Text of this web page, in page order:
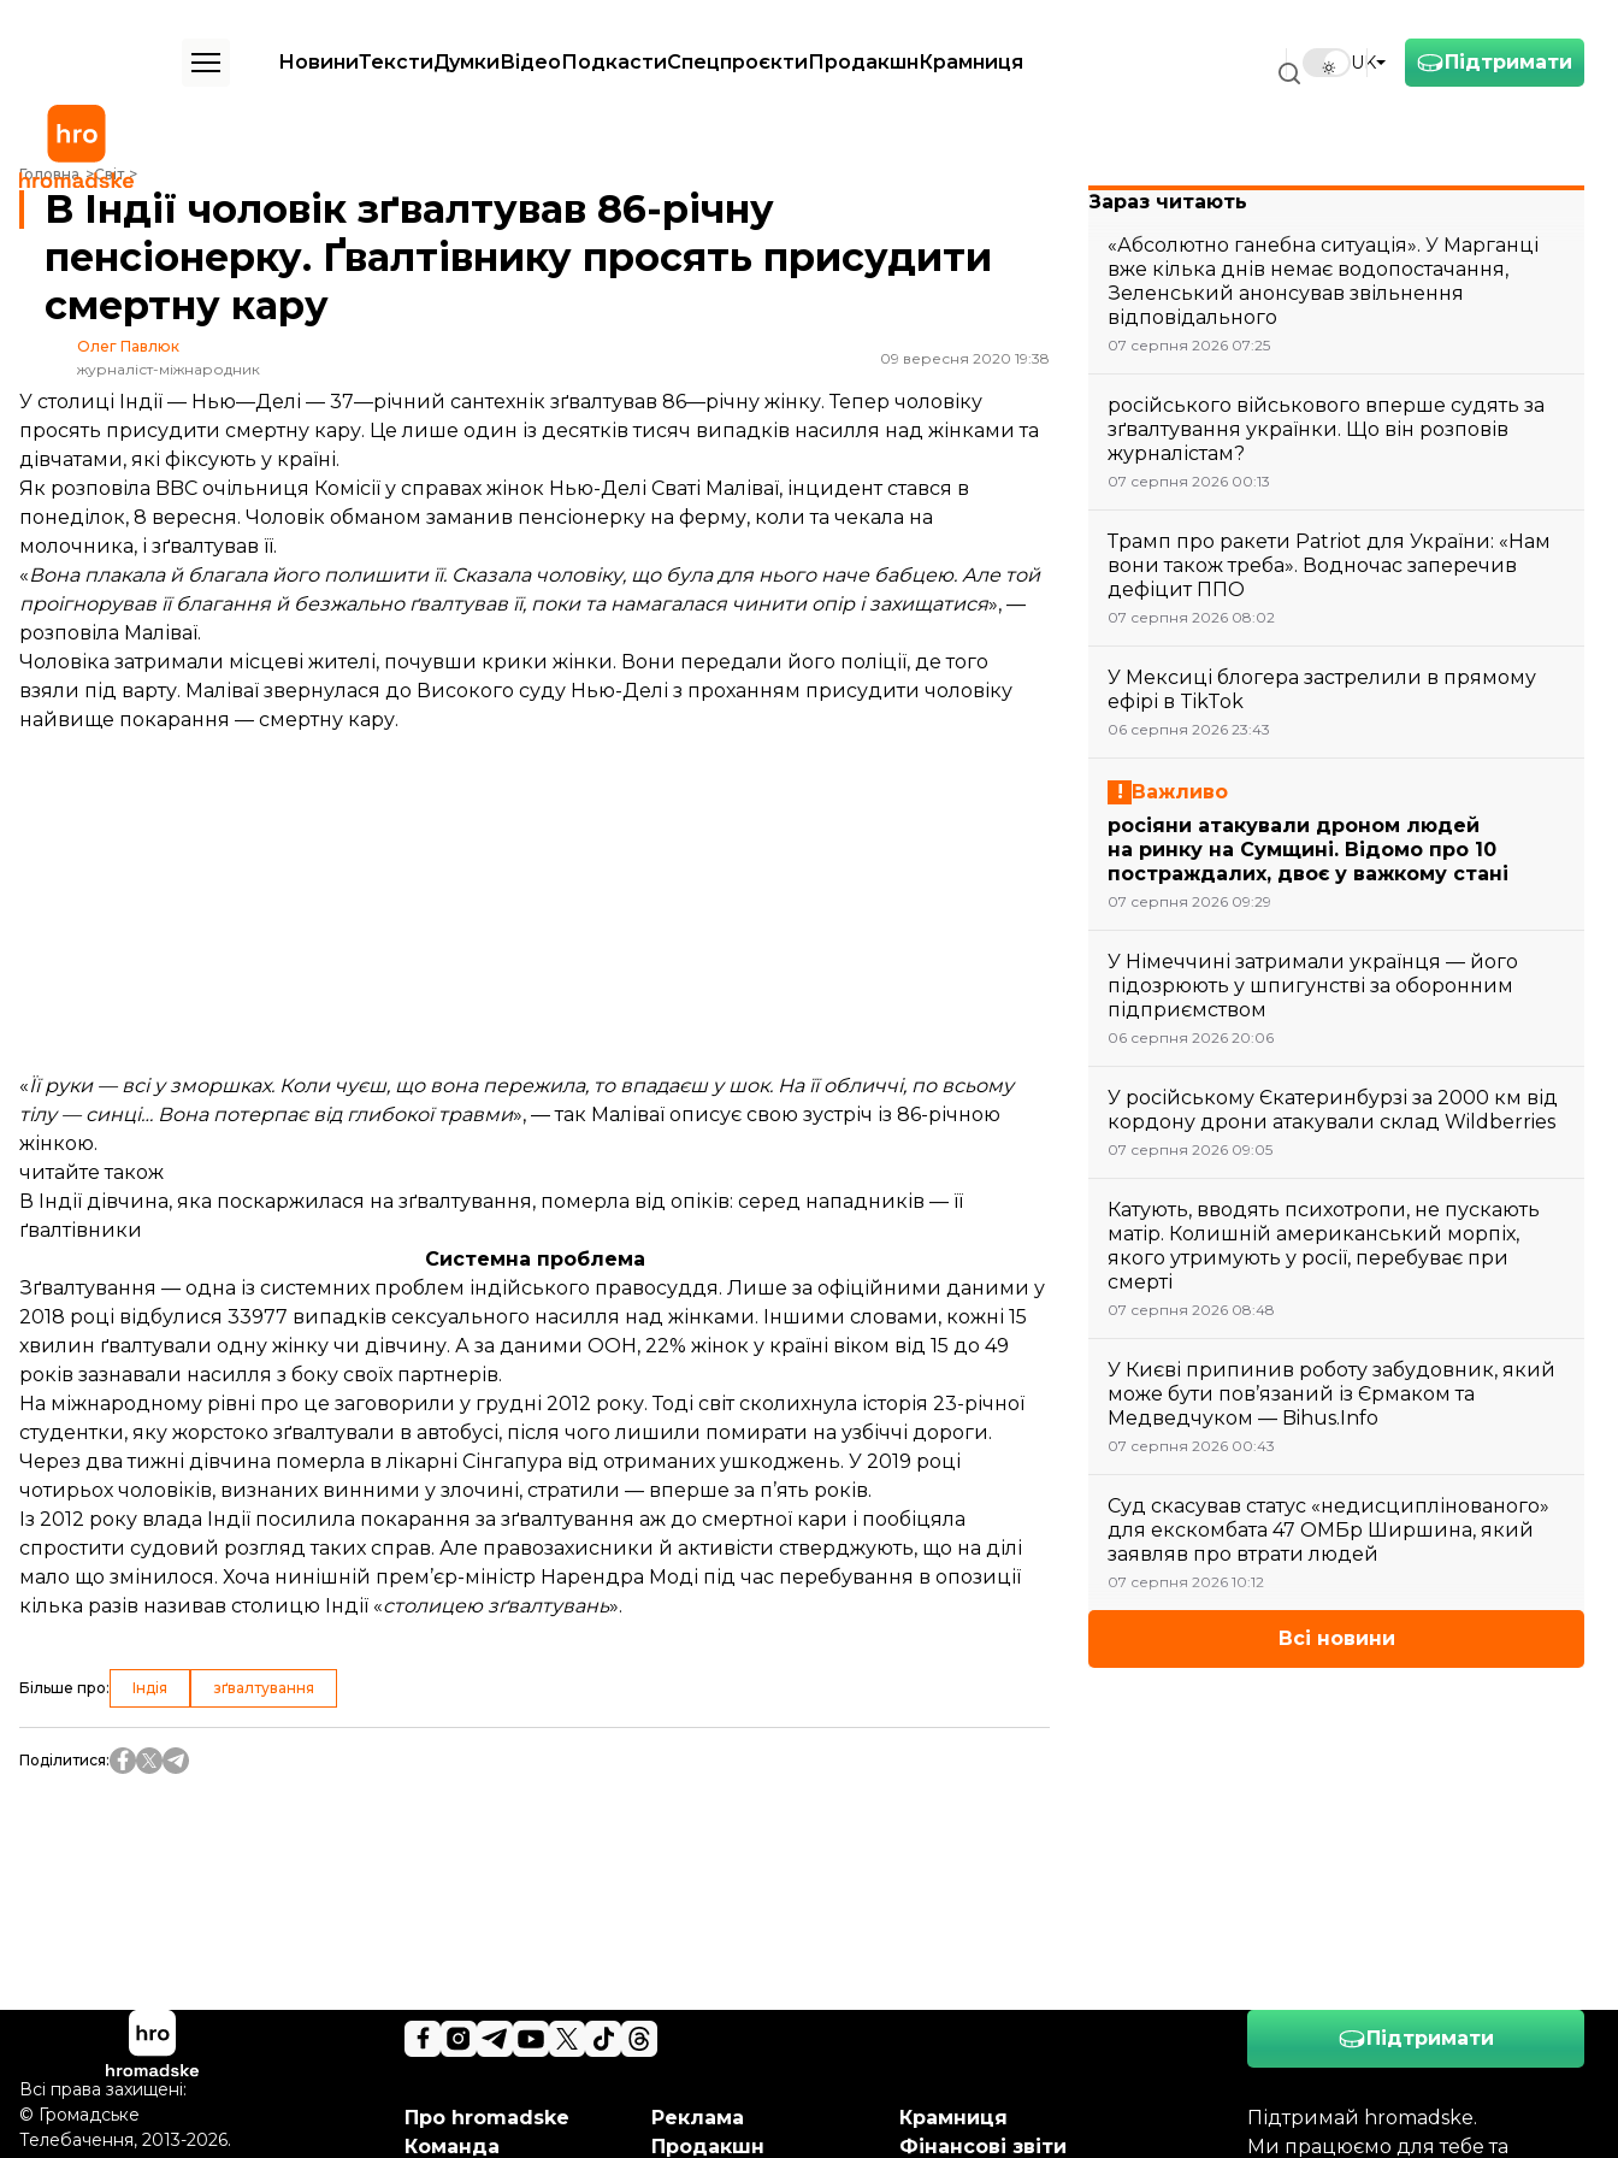
Підтримати
UK
НовиниТекстиДумкиВідеоПодкастиСпецпроєктиПродакшнКрамниця
Головна Світ
В Індії чоловік зґвалтував 86-річну пенсіонерку. Ґвалтівнику просять присудити смертну кару
В Індії чоловік зґвалтував 86-річну
пенсіонерку. Ґвалтівнику просять присудити
смертну кару
Олег Павлюк
журналіст-міжнародник
09 вересня 2020 19:38
У столиці Індії — Нью—Делі — 37—річний сантехнік зґвалтував 86—річну жінку. Тепер чоловіку
просять присудити смертну кару. Це лише один із десятків тисяч випадків насилля над жінками та
дівчатами, які фіксують у країні.
Як розповіла BBC очільниця Комісії у справах жінок Нью-Делі Сваті Маліваї, інцидент стався в
понеділок, 8 вересня. Чоловік обманом заманив пенсіонерку на ферму, коли та чекала на
молочника, і зґвалтував її.
«Вона плакала й благала його полишити її. Сказала чоловіку, що була для нього наче бабцею. Але той
проігнорував її благання й безжально ґвалтував її, поки та намагалася чинити опір і захищатися», —
розповіла Маліваї.
Чоловіка затримали місцеві жителі, почувши крики жінки. Вони передали його поліції, де того
взяли під варту. Маліваї звернулася до Високого суду Нью-Делі з проханням присудити чоловіку
найвище покарання — смертну кару.
«Її руки — всі у зморшках. Коли чуєш, що вона пережила, то впадаєш у шок. На її обличчі, по всьому
тілу — синці… Вона потерпає від глибокої травми», — так Маліваї описує свою зустріч із 86-річною
жінкою.
читайте також
В Індії дівчина, яка поскаржилася на зґвалтування, померла від опіків: серед нападників — її
ґвалтівники
Системна проблема
Зґвалтування — одна із системних проблем індійського правосуддя. Лише за офіційними даними у
2018 році відбулися 33977 випадків сексуального насилля над жінками. Іншими словами, кожні 15
хвилин ґвалтували одну жінку чи дівчину. А за даними ООН, 22% жінок у країні віком від 15 до 49
років зазнавали насилля з боку своїх партнерів.
На міжнародному рівні про це заговорили у грудні 2012 року. Тоді світ сколихнула історія 23-річної
студентки, яку жорстоко зґвалтували в автобусі, після чого лишили помирати на узбіччі дороги.
Через два тижні дівчина померла в лікарні Сінгапура від отриманих ушкоджень. У 2019 році
чотирьох чоловіків, визнаних винними у злочині, стратили — вперше за п’ять років.
Із 2012 року влада Індії посилила покарання за зґвалтування аж до смертної кари і пообіцяла
спростити судовий розгляд таких справ. Але правозахисники й активісти стверджують, що на ділі
мало що змінилося. Хоча нинішній прем’єр-міністр Нарендра Моді під час перебування в опозиції
кілька разів називав столицю Індії «столицею зґвалтувань».
Більше про: Індія зґвалтування
Поділитися:
Зараз читають
«Абсолютно ганебна ситуація». У Марганці
вже кілька днів немає водопостачання,
Зеленський анонсував звільнення
відповідального
07 серпня 2026 07:25
російського військового вперше судять за
зґвалтування українки. Що він розповів
журналістам?
07 серпня 2026 00:13
Трамп про ракети Patriot для України: «Нам
вони також треба». Водночас заперечив
дефіцит ППО
07 серпня 2026 08:02
У Мексиці блогера застрелили в прямому
ефірі в TikTok
06 серпня 2026 23:43
Важливо
росіяни атакували дроном людей
на ринку на Сумщині. Відомо про 10
постраждалих, двоє у важкому стані
07 серпня 2026 09:29
У Німеччині затримали українця — його
підозрюють у шпигунстві за оборонним
підприємством
06 серпня 2026 20:06
У російському Єкатеринбурзі за 2000 км від
кордону дрони атакували склад Wildberries
07 серпня 2026 09:05
Катують, вводять психотропи, не пускають
матір. Колишній американський морпіх,
якого утримують у росії, перебуває при
смерті
07 серпня 2026 08:48
У Києві припинив роботу забудовник, який
може бути пов’язаний із Єрмаком та
Медведчуком — Bihus.Info
07 серпня 2026 00:43
Суд скасував статус «недисциплінованого»
для екскомбата 47 ОМБр Ширшина, який
заявляв про втрати людей
07 серпня 2026 10:12
Всі новини
Підтримати
Підтримай hromadske.
Ми працюємо для тебе та
Про hromadske
Команда
Реклама
Продакшн
Крамниця
Фінансові звіти
Всі права захищені:
© Громадське
Телебачення, 2013-2026.